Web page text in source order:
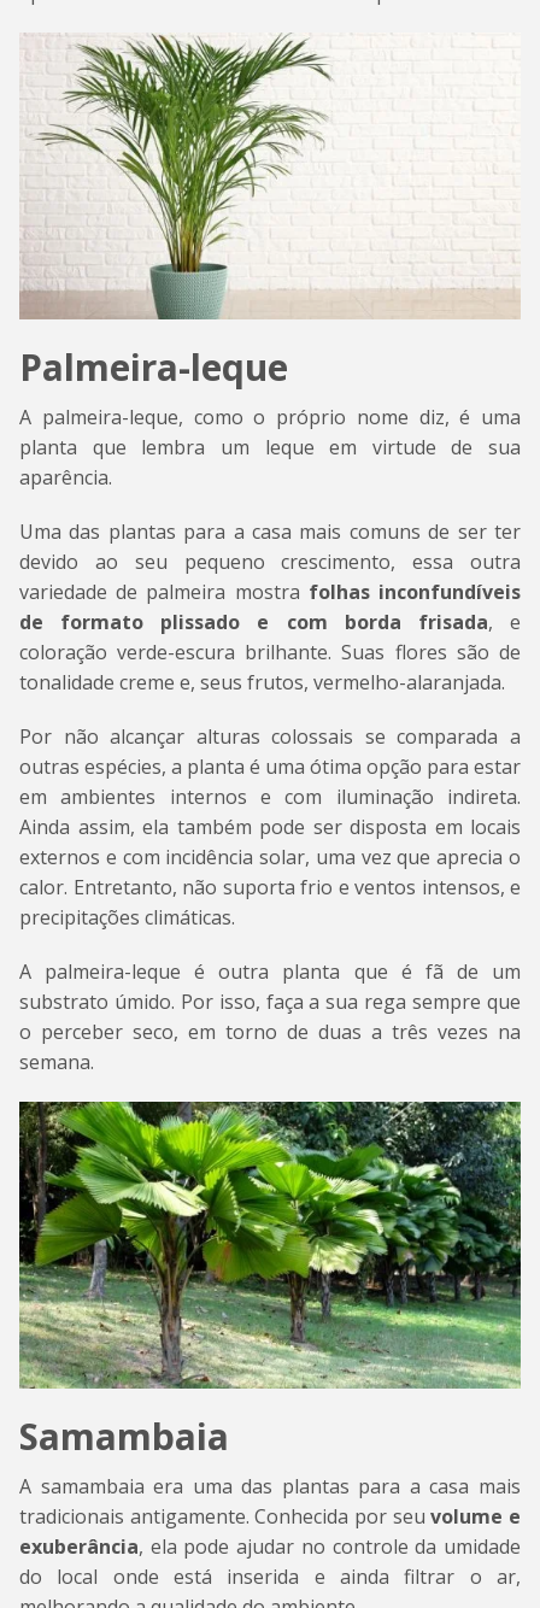
Palmeira-leque
A palmeira-leque, como o próprio nome diz, é uma
planta que lembra um leque em virtude de sua
aparência.
Uma das plantas para a casa mais comuns de ser ter
devido ao seu pequeno crescimento, essa outra
variedade de palmeira mostra folhas inconfundíveis
de formato plissado e com borda frisada, e
coloração verde-escura brilhante. Suas flores são de
tonalidade creme e, seus frutos, vermelho-alaranjada.
Por não alcançar alturas colossais se comparada a
outras espécies, a planta é uma ótima opção para estar
em ambientes internos e com iluminação indireta.
Ainda assim, ela também pode ser disposta em locais
externos e com incidência solar, uma vez que aprecia o
calor. Entretanto, não suporta frio e ventos intensos, e
precipitações climáticas.
A palmeira-leque é outra planta que é fã de um
substrato úmido. Por isso, faça a sua rega sempre que
o perceber seco, em torno de duas a três vezes na
semana.
Samambaia
A samambaia era uma das plantas para a casa mais
tradicionais antigamente. Conhecida por seuvolume e
exuberância, ela pode ajudar no controle da umidade
do local onde está inserida e ainda filtrar o ar,